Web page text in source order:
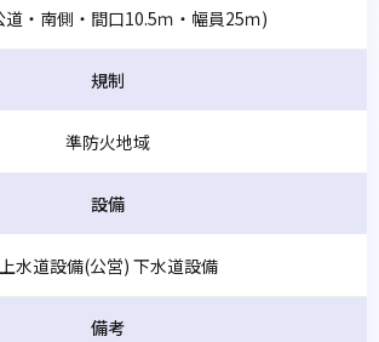
道・南側・間口10.5ｍ・幅員25ｍ)
規制
準防火地域
設備
上水道設備(公営) 下水道設備
備考